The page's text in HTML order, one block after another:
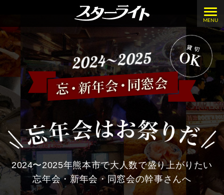
MENU
2024〜2025年熊本市で大人数で盛り上がりたい
忘年会・新年会・同窓会の幹事さんへ